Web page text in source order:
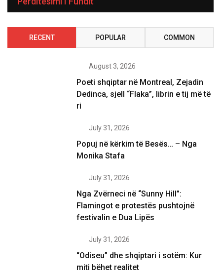
RECENT POPULAR COMMON
August 3, 2026
Poeti shqiptar në Montreal, Zejadin
Dedinca, sjell “Flaka”, librin e tij më të
ri
July 31, 2026
Popuj në kërkim të Besës… – Nga
Monika Stafa
July 31, 2026
Nga Zvërneci në “Sunny Hill”:
Flamingot e protestës pushtojnë
festivalin e Dua Lipës
July 31, 2026
“Odiseu” dhe shqiptari i sotëm: Kur
miti bëhet realitet